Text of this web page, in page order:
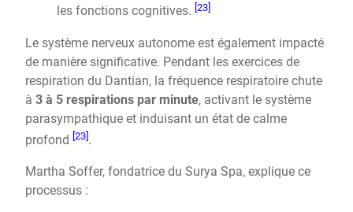
les fonctions cognitives. [23]
Le système nerveux autonome est également impacté
de manière significative. Pendant les exercices de
respiration du Dantian, la fréquence respiratoire chute
à 3 à 5 respirations par minute, activant le système
parasympathique et induisant un état de calme
profond [23].
Martha Soffer, fondatrice du Surya Spa, explique ce
processus :